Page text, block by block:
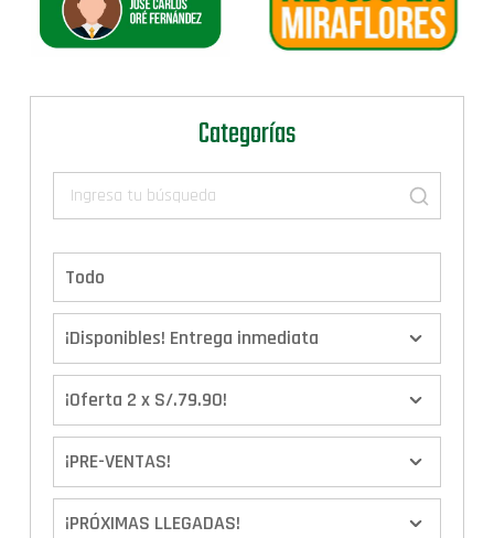
Categorías
Todo
¡Disponibles! Entrega inmediata
¡Oferta 2 x S/.79.90!
¡PRE-VENTAS!
¡PRÓXIMAS LLEGADAS!